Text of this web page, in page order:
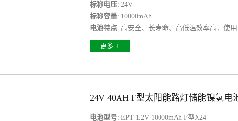
标称电压: 24V
标称容量: 10000mAh
电池特点: 高安全、长寿命、高低温效率高，使
量。任旧可以持续使用10小时以上
更多 +
24V 40AH F型太阳能路灯储能镍氢电
电池型号: EPT 1.2V 10000mAh F型X24